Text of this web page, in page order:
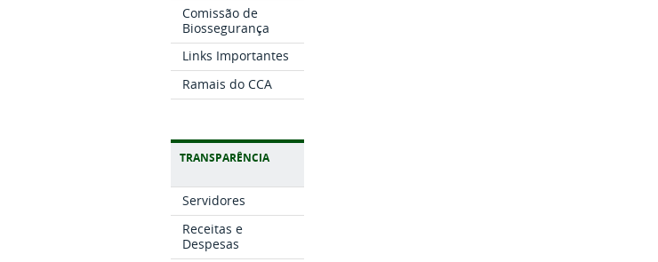
Comissão de
Biossegurança
Links Importantes
Ramais do CCA
TRANSPARÊNCIA
Servidores
Receitas e
Despesas